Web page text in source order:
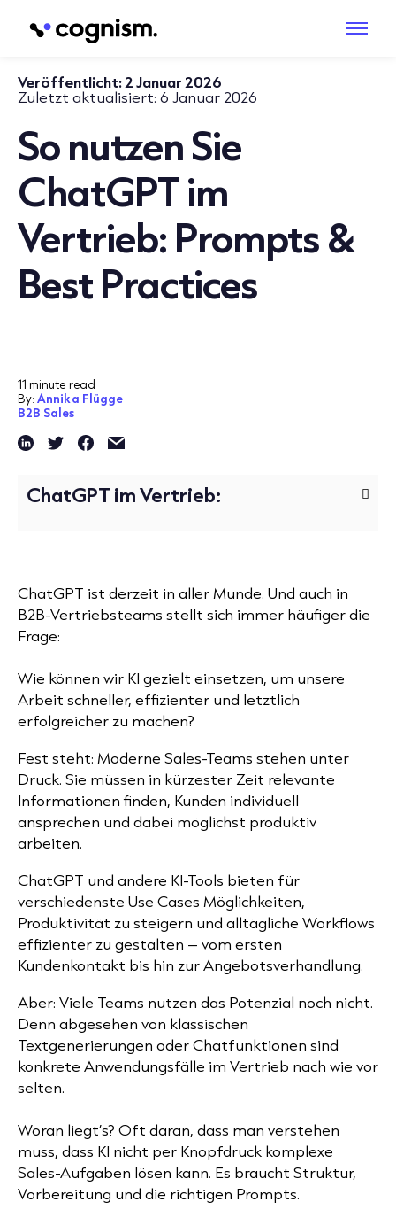
Veröffentlicht:2 Januar 2026
Zuletzt aktualisiert: 6 Januar 2026
So nutzen Sie
ChatGPT im
Vertrieb: Prompts &
Best Practices
11 minute read
By:Annika Flügge
B2B Sales
ChatGPT im Vertrieb:
ChatGPT ist derzeit in aller Munde. Und auch in
B2B-Vertriebsteams stellt sich immer häufiger die
Frage:
Wie können wir KI gezielt einsetzen, um unsere
Arbeit schneller, effizienter und letztlich
erfolgreicher zu machen?
Fest steht: Moderne Sales-Teams stehen unter
Druck. Sie müssen in kürzester Zeit relevante
Informationen finden, Kunden individuell
ansprechen und dabei möglichst produktiv
arbeiten.
ChatGPT und andere KI-Tools bieten für
verschiedenste Use Cases Möglichkeiten,
Produktivität zu steigern und alltägliche Workflows
effizienter zu gestalten – vom ersten
Kundenkontakt bis hin zur Angebotsverhandlung.
Aber: Viele Teams nutzen das Potenzial noch nicht.
Denn abgesehen von klassischen
Textgenerierungen oder Chatfunktionen sind
konkrete Anwendungsfälle im Vertrieb nach wie vor
selten.
Woran liegt’s? Oft daran, dass man verstehen
muss, dass KI nicht per Knopfdruck komplexe
Sales-Aufgaben lösen kann. Es braucht Struktur,
Vorbereitung und die richtigen Prompts.